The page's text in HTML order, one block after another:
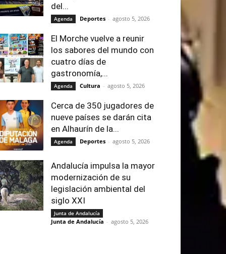
del...
Agenda Deportes - agosto 5, 2026
El Morche vuelve a reunir
los sabores del mundo con
cuatro días de
gastronomía,...
Agenda Cultura - agosto 5, 2026
Cerca de 350 jugadores de
nueve países se darán cita
en Alhaurín de la...
Agenda Deportes - agosto 5, 2026
Andalucía impulsa la mayor
modernización de su
legislación ambiental del
siglo XXI
Junta de Andalucía
Junta de Andalucía - agosto 5, 2026